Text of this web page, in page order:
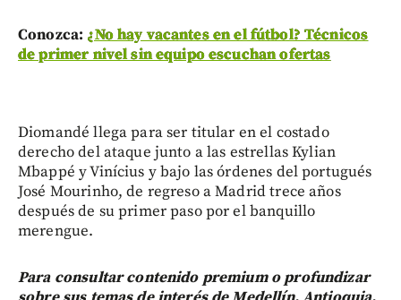
Conozca: ¿No hay vacantes en el fútbol? Técnicos
de primer nivel sin equipo escuchan ofertas
Diomandé llega para ser titular en el costado
derecho del ataque junto a las estrellas Kylian
Mbappé y Vinícius y bajo las órdenes del portugués
José Mourinho, de regreso a Madrid trece años
después de su primer paso por el banquillo
merengue.
Para consultar contenido premium o profundizar